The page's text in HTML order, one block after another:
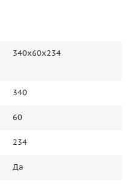
340х60х234
340
60
234
Да